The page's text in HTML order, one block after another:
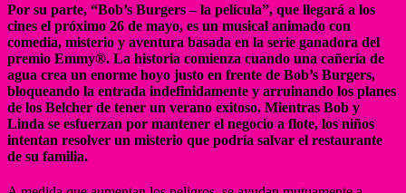
Por su parte, “Bob’s Burgers – la película”, que llegará a los
cines el próximo 26 de mayo, es un musical animado con
comedia, misterio y aventura basada en la serie ganadora del
premio Emmy®. La historia comienza cuando una cañería de
agua crea un enorme hoyo justo en frente de Bob’s Burgers,
bloqueando la entrada indefinidamente y arruinando los planes
de los Belcher de tener un verano exitoso. Mientras Bob y
Linda se esfuerzan por mantener el negocio a flote, los niños
intentan resolver un misterio que podría salvar el restaurante
de su familia.